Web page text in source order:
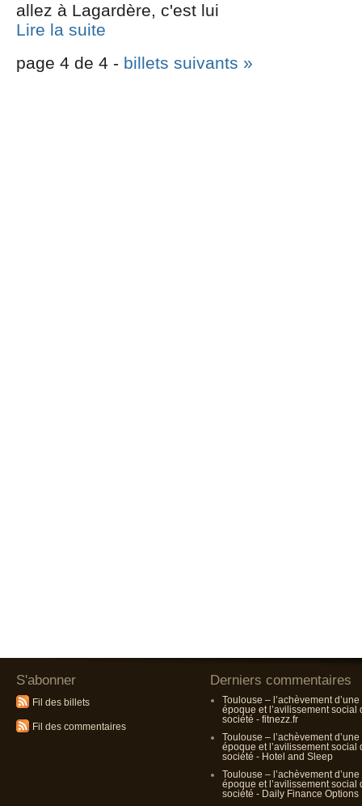
allez à Lagardère, c'est lui
Lire la suite
page 4 de 4 - billets suivants »
S'abonner
Fil des billets
Fil des commentaires
Derniers commentaires
Toulouse – l’achèvement d’une
époque et l’avilissement social
société - fitnezz.fr
Toulouse – l’achèvement d’une
époque et l’avilissement social
société - Hotel and Sleep
Toulouse – l’achèvement d’une
époque et l’avilissement social
société - Daily Finance Options